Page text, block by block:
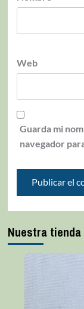
Web
Guarda mi
navegador
Nuestra tienda